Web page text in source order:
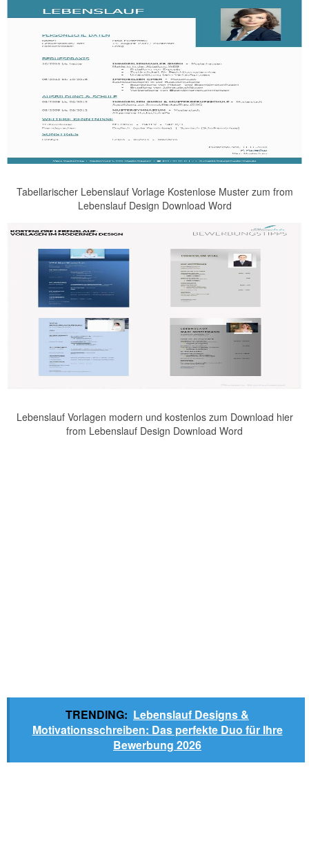
Tabellarischer Lebenslauf Vorlage Kostenlose Muster zum from
Lebenslauf Design Download Word
Lebenslauf Vorlagen modern und kostenlos zum Download hier
from Lebenslauf Design Download Word
TRENDING: Lebenslauf Designs &
Motivationsschreiben: Das perfekte Duo für Ihre
Bewerbung 2026